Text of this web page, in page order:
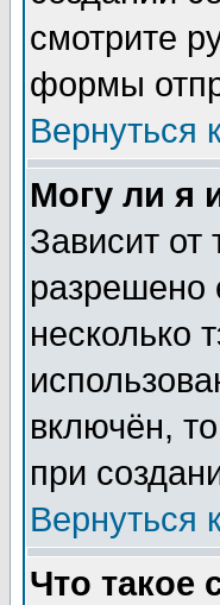
смотрите
формы
Вернуться
Могу ли я
Зависит от
разрешено
несколько
включён,
при
Вернуться
Что такое